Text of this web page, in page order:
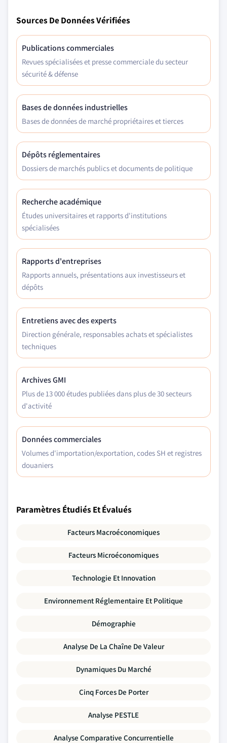
Sources De Données Vérifiées
Publications commerciales
Revues spécialisées et presse commerciale du secteur
sécurité & défense
Bases de données industrielles
Bases de données de marché propriétaires et tierces
Dépôts réglementaires
Dossiers de marchés publics et documents de politique
Recherche académique
Études universitaires et rapports d'institutions
spécialisées
Rapports d'entreprises
Rapports annuels, présentations aux investisseurs et
dépôts
Entretiens avec des experts
Direction générale, responsables achats et spécialistes
techniques
Archives GMI
Plus de 13 000 études publiées dans plus de 30 secteurs
d'activité
Données commerciales
Volumes d'importation/exportation, codes SH et registres
douaniers
Paramètres Étudiés Et Évalués
Facteurs Macroéconomiques
Facteurs Microéconomiques
Technologie Et Innovation
Environnement Réglementaire Et Politique
Démographie
Analyse De La Chaîne De Valeur
Dynamiques Du Marché
Cinq Forces De Porter
Analyse PESTLE
Analyse Comparative Concurrentielle